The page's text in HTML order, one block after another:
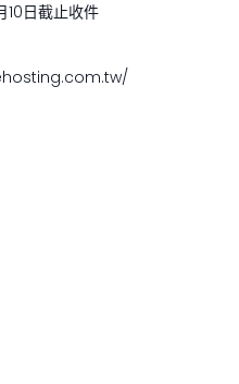
10日截止收件